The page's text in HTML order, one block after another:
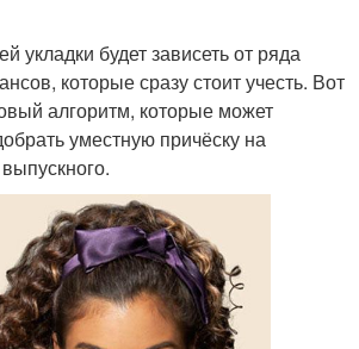
укладки будет зависеть от ряда
которые сразу стоит учесть. Вот
алгоритм, которые может
уместную причёску на